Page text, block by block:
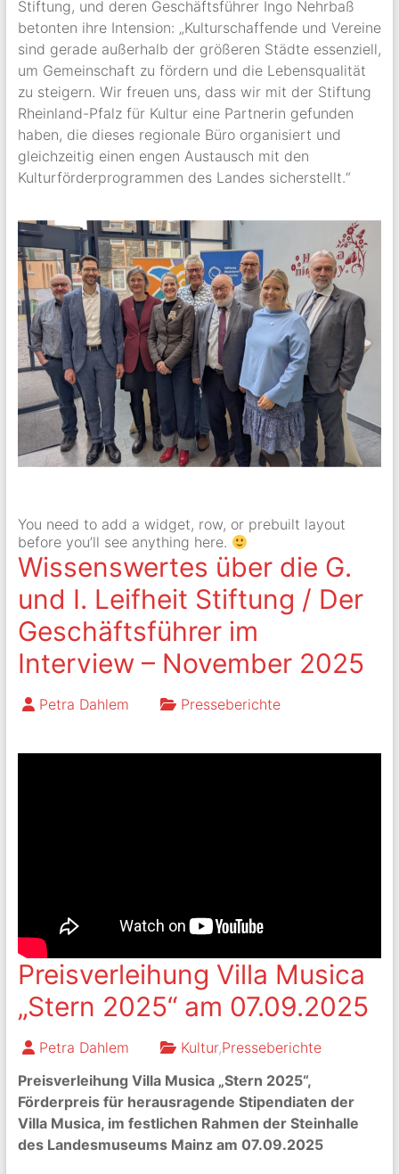
Stiftung, und deren Geschäftsführer Ingo Nehrbaß
betonten ihre Intension: „Kulturschaffende und Vereine
sind gerade außerhalb der größeren Städte essenziell,
um Gemeinschaft zu fördern und die Lebensqualität
zu steigern. Wir freuen uns, dass wir mit der Stiftung
Rheinland-Pfalz für Kultur eine Partnerin gefunden
haben, die dieses regionale Büro organisiert und
gleichzeitig einen engen Austausch mit den
Kulturförderprogrammen des Landes sicherstellt.“
You need to add a widget, row, or prebuilt layout
before you’ll see anything here.
Wissenswertes über die G.
und I. Leifheit Stiftung / Der
Geschäftsführer im
Interview – November 2025
Petra Dahlem Presseberichte
Preisverleihung Villa Musica
„Stern 2025“ am 07.09.2025
Petra Dahlem Kultur,Presseberichte
Preisverleihung Villa Musica „Stern 2025“,
Förderpreis für herausragende Stipendiaten der
Villa Musica, im festlichen Rahmen der Steinhalle
des Landesmuseums Mainz am 07.09.2025